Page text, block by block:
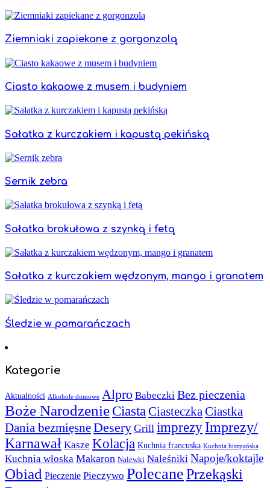
Ziemniaki zapiekane z gorgonzolą
Ciasto kakaowe z musem i budyniem
Sałatka z kurczakiem i kapustą pekińską
Sernik zebra
Sałatka brokułowa z szynką i fetą
Sałatka z kurczakiem wędzonym, mango i granatem
Śledzie w pomarańczach
Kategorie
Aktualności Alkohole domowe Alpro Babeczki Bez pieczenia
Boże NarodzenieCiastaCiasteczkaCiastka
Dania bezmięsneDesery Grill imprezy Imprezy/
Karnawał Kasze Kolacja Kuchnia francuska Kuchnia hiszpańska
Kuchnia włoska Makaron Nalewki Naleśniki Napoje/koktajle
Obiad Pieczenie Pieczywo PolecanePrzekąski